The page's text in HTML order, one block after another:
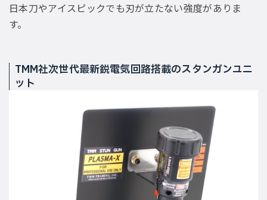
日本刀やアイスピックでも刃が立たない強度がありま
す。
TMM社次世代最新鋭電気回路搭載のスタンガンユニ
ット